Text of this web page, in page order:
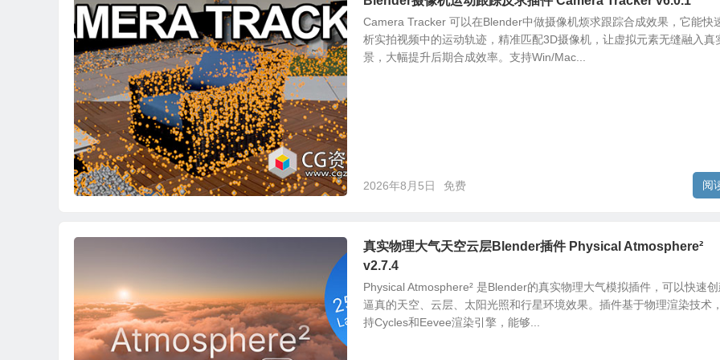
Camera Tracker 可以在Blender中做摄像机烦求跟踪合成效果，它能快
析实拍视频中的运动轨迹，精准匹配3D摄像机，让虚拟元素无缝融入真
景，大幅提升后期合成效率。支持Win/Mac...
2026年8月5日 免费 阅
真实物理大气天空云层Blender插件 Physical Atmosphere²
v2.7.4
Physical Atmosphere² 是Blender的真实物理大气模拟插件，可以快速创
逼真的天空、云层、太阳光照和行星环境效果。插件基于物理渲染技术
持Cycles和Eevee渲染引擎，能够...